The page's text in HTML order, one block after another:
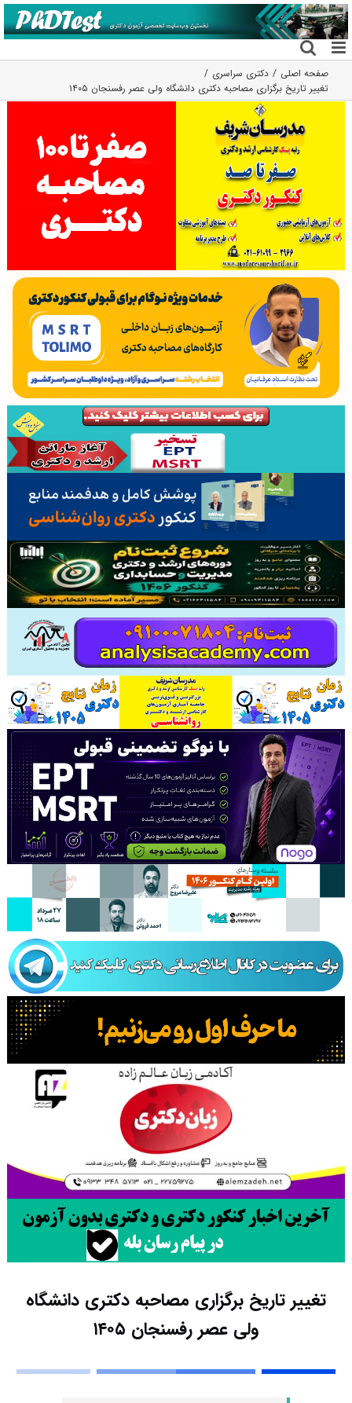
رفتن
به
محتوا
صفحه اصلی
دکتری سراسری
تغییر تاریخ برگزاری مصاحبه دکتری دانشگاه ولی عصر رفسنجان ۱۴۰۵
تغییر تاریخ برگزاری مصاحبه دکتری دانشگاه
ولی عصر رفسنجان ۱۴۰۵